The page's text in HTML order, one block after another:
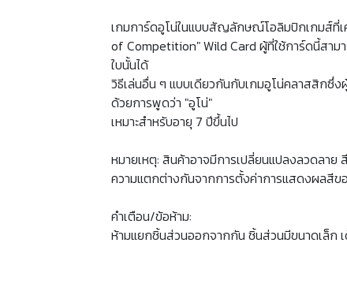
เกมการ์ดอูโน่ในแบบสัญลักษณ์โอลิมปิกเกมส์ที่เ
of Competition" Wild Card ผู้ที่ใช้การ์ดนี้สาม
ใบนั้นได้
วิธีเล่นอื่น ๆ แบบเดียวกันกับเกมอูโน่คลาสสิกซึ่
ด้วยการพูดว่า "อูโน่"
เหมาะสำหรับอายุ 7 ปีขึ้นไป
หมายเหตุ: สินค้าอาจมีการเปลี่ยนแปลงลวดลา
ความแตกต่างกันจากการตั้งค่าการแสดงผลสีข
คำเตือน/ข้อห้าม:
ห้ามแยกชิ้นส่วนออกจากกัน ชิ้นส่วนมีขนาดเล็ก